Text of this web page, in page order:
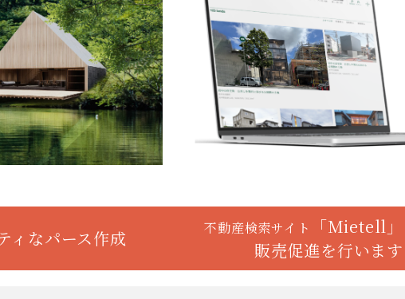
ィなパース作成 不動産検索サイト
「Mietell
販売促進を行います